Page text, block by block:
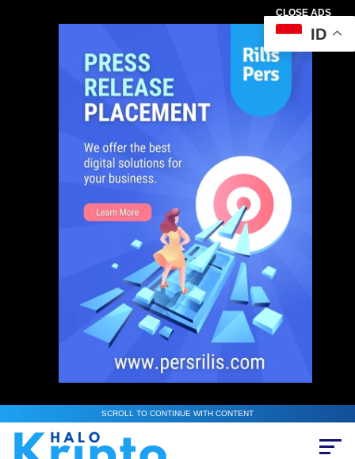
CLOSE ADS
SCROLL TO CONTINUE WITH CONTENT
ID